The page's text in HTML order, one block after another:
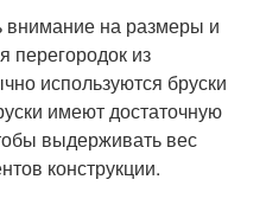
внимание на размеры и
перегородок из
используются бруски
имеют достаточную
выдерживать вес
конструкции.